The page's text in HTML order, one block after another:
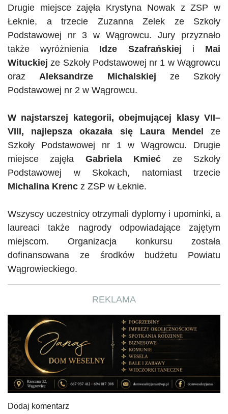
Drugie miejsce zajęła Krystyna Nowak z ZSP w
Łeknie, a trzecie Zuzanna Zelek ze Szkoły
Podstawowej nr 3 w Wągrowcu. Jury przyznało
także wyróżnienia Idze Szafrańskiej i Mai
Wituckiejze Szkoły Podstawowej nr 1 w Wągrowcu
orazAleksandrze Michalskiej ze Szkoły
Podstawowej nr 2 w Wągrowcu.
W najstarszej kategorii, obejmującej klasy VII–
VIII, najlepsza okazała się Laura Mendel ze
Szkoły Podstawowej nr 1 w Wągrowcu. Drugie
miejsce zajęła Gabriela Kmieć ze Szkoły
Podstawowej w Skokach, natomiast trzecie
Michalina Krenc z ZSP w Łeknie.
Wszyscy uczestnicy otrzymali dyplomy i upominki, a
laureaci także nagrody odpowiadające zajętym
miejscom. Organizacja konkursu została
dofinansowana ze środków budżetu Powiatu
Wągrowieckiego.
REKLAMA
Dodaj komentarz